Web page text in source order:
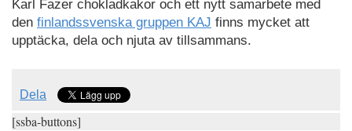
Karl Fazer chokladkakor och ett nytt samarbete med
den finlandssvenska gruppen KAJ finns mycket att
upptäcka, dela och njuta av tillsammans.
Dela
[ssba-buttons]